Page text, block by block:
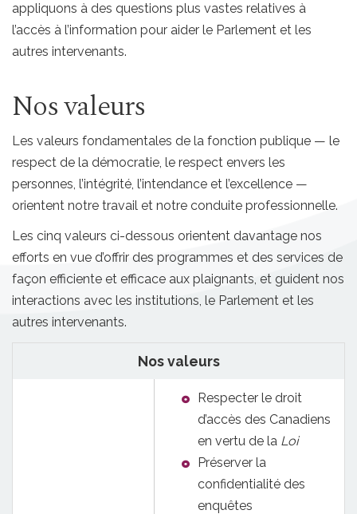
appliquons à des questions plus vastes relatives à
l’accès à l’information pour aider le Parlement et les
autres intervenants.
Nos valeurs
Les valeurs fondamentales de la fonction publique — le
respect de la démocratie, le respect envers les
personnes, l’intégrité, l’intendance et l’excellence —
orientent notre travail et notre conduite professionnelle.
Les cinq valeurs ci-dessous orientent davantage nos
efforts en vue d’offrir des programmes et des services de
façon efficiente et efficace aux plaignants, et guident nos
interactions avec les institutions, le Parlement et les
autres intervenants.
Nos valeurs
Respecter le droit
d’accès des Canadiens
en vertu de la Loi
Préserver la
confidentialité des
enquêtes